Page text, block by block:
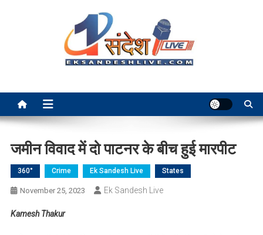
जमीन विवाद में दो पाटनर के बीच हुई मारपीट
360° Crime Ek Sandesh Live States
November 25, 2023 Ek Sandesh Live
Kamesh Thakur